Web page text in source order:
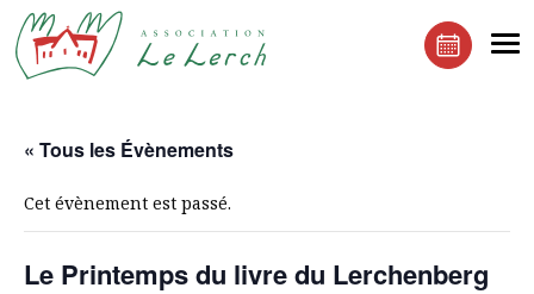
Le Lerchenberg Association à Mulhouse Dornach
Réserver
« Tous les Évènements
Cet évènement est passé.
Le Printemps du livre du Lerchenberg